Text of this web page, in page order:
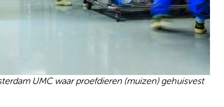
UMC waar proefdieren (muizen) gehuisvest